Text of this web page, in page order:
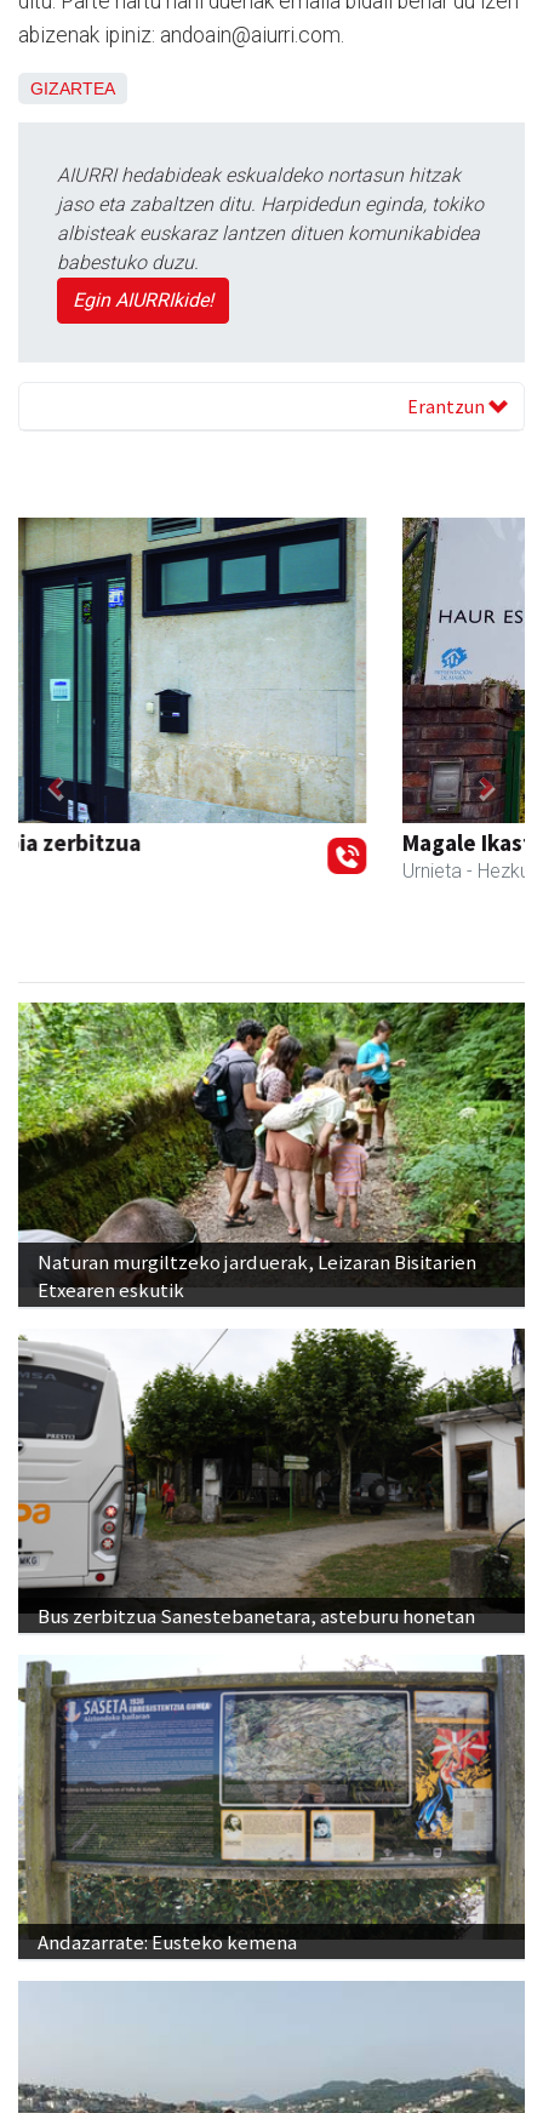
abizenak ipiniz: andoain@aiurri.com.
GIZARTEA
AIURRI hedabideak eskualdeko nortasun hitzak
jaso eta zabaltzen ditu. Harpidedun eginda, tokiko
albisteak euskaraz lantzen dituen komunikabidea
babestuko duzu.
Egin AIURRIkide!
Erantzun
Magale Ikastetxea
Previous Next
Naturan murgiltzeko jarduerak, Leizaran Bisitarien
Etxearen eskutik
Bus zerbitzua Sanestebanetara, asteburu honetan
Andazarrate: Eusteko kemena